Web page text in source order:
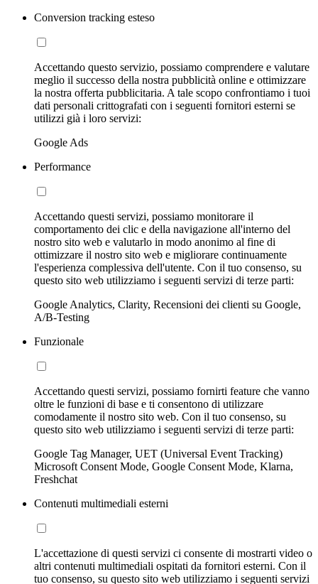
Conversion tracking esteso
Accettando questo servizio, possiamo comprendere e valutare
meglio il successo della nostra pubblicità online e ottimizzare
la nostra offerta pubblicitaria. A tale scopo confrontiamo i tuoi
dati personali crittografati con i seguenti fornitori esterni se
utilizzi già i loro servizi:
Google Ads
Performance
Accettando questi servizi, possiamo monitorare il
comportamento dei clic e della navigazione all'interno del
nostro sito web e valutarlo in modo anonimo al fine di
ottimizzare il nostro sito web e migliorare continuamente
l'esperienza complessiva dell'utente. Con il tuo consenso, su
questo sito web utilizziamo i seguenti servizi di terze parti:
Google Analytics, Clarity, Recensioni dei clienti su Google,
A/B-Testing
Funzionale
Accettando questi servizi, possiamo fornirti feature che vanno
oltre le funzioni di base e ti consentono di utilizzare
comodamente il nostro sito web. Con il tuo consenso, su
questo sito web utilizziamo i seguenti servizi di terze parti:
Google Tag Manager, UET (Universal Event Tracking)
Microsoft Consent Mode, Google Consent Mode, Klarna,
Freshchat
Contenuti multimediali esterni
L'accettazione di questi servizi ci consente di mostrarti video o
altri contenuti multimediali ospitati da fornitori esterni. Con il
tuo consenso, su questo sito web utilizziamo i seguenti servizi